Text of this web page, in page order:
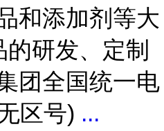
和添加剂等大
研发、定制
团全国统一电
区号) ...